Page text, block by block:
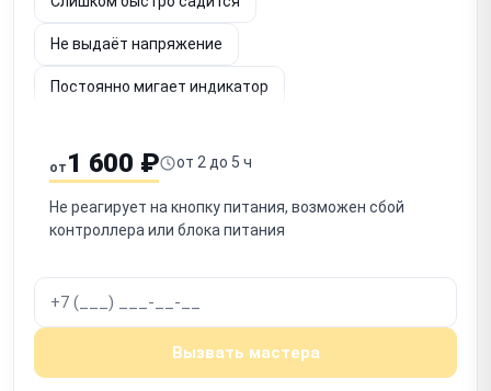
Не выдаёт напряжение
Постоянно мигает индикатор
Срабатывает защита Запах гари
Не включается после отключения
от 1 600 ₽ от 2 до 5 ч
Не реагирует на кнопку питания, возможен сбой
контроллера или блока питания
Вызвать мастера